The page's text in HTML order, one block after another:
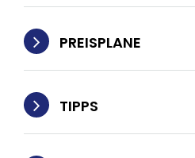
PREISPLANE
TIPPS